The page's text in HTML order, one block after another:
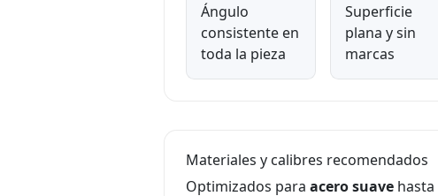
Ángulo
consistente en
toda la pieza
Superficie
plana y sin
marcas
Materiales y calibres recomendados
Optimizados para acero suave hasta